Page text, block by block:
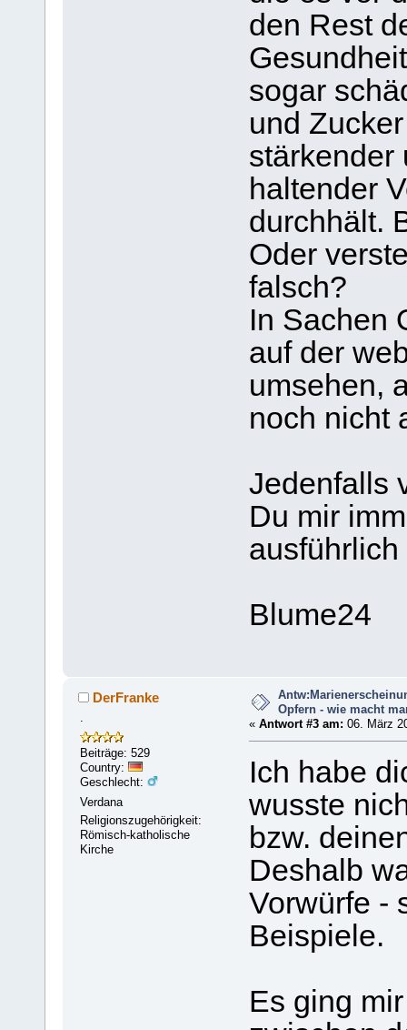
den Rest
sogar
und
stärkender
haltender
durchhält.
Oder
falsch?
In Sachen
auf der
umsehen,
noch nicht
Jedenfalls
Du mir
Blume24
DerFranke
.
Beiträge: 529
Country:
Geschlecht:
Verdana
Religionszugehörigkeit:
Römisch-katholische
Kirche
Opfern - wie macht
« Antwort #3 am: 06. März
Ich habe
wusste
bzw.
Deshalb
Vorwürfe -
Beispiele.
Es ging